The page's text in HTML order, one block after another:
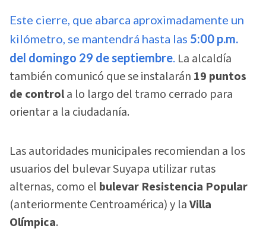
Este cierre, que abarca aproximadamente un
kilómetro, se mantendrá hasta las 5:00 p.m.
del domingo 29 de septiembre La alcaldía
también comunicó que se instalarán 19 puntos
de controla lo largo del tramo cerrado para
orientar a la ciudadanía.
Las autoridades municipales recomiendan a los
usuarios del bulevar Suyapa utilizar rutas
alternas, como el bulevar Resistencia Popular
(anteriormente Centroamérica) y laVilla
Olímpica.